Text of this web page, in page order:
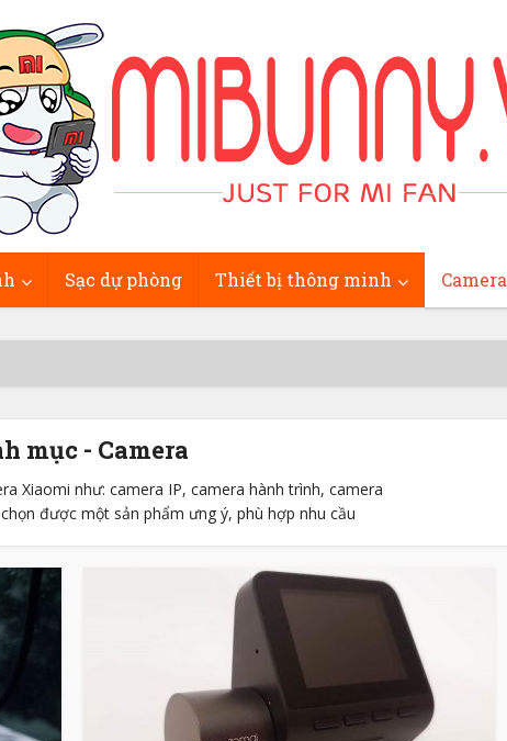
Sạc dự phòng Thiết bị thông minh Camera
mục - Camera
Xiaomi như: camera IP, camera hành trình, camera
được một sản phẩm ưng ý, phù hợp nhu cầu